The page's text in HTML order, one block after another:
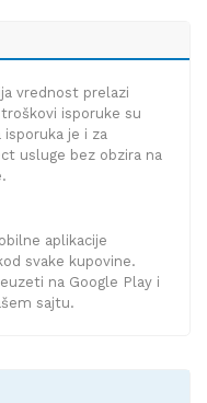
vrednost prelazi
isporuke su
je i za
usluge bez obzira na
aplikacije
svake kupovine.
na Google Play i
sajtu.